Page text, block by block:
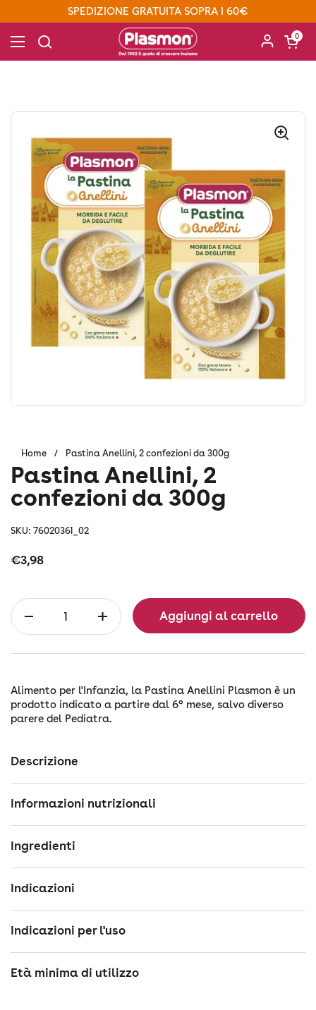
Passa ai contenutiSPEDIZIONE GRATUITA SOPRA I 60€
Apri menu
Apri
0
Home / Pastina Anellini, 2 confezioni da 300g
Pastina Anellini, 2
confezioni da 300g
SKU: 76020361_02
Prezzo:
€3,98
Quantità
Aggiungi al carrello
Alimento per l'Infanzia, la Pastina Anellini Plasmon è un
prodotto indicato a partire dal 6° mese, salvo diverso
parere del Pediatra.
Descrizione
Informazioni nutrizionali
Ingredienti
Indicazioni
Indicazioni per l'uso
Età minima di utilizzo